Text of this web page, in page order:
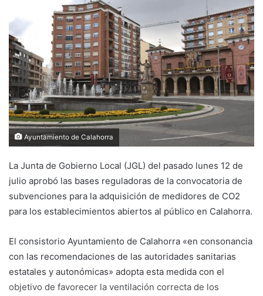
n
d
a
n
e
m
a
i
l
Ayuntamiento de Calahorra
La Junta de Gobierno Local (JGL) del pasado lunes 12 de
julio aprobó las bases reguladoras de la convocatoria de
subvenciones para la adquisición de medidores de CO2
para los establecimientos abiertos al público en Calahorra.
El consistorio Ayuntamiento de Calahorra «en consonancia
con las recomendaciones de las autoridades sanitarias
estatales y autonómicas» adopta esta medida con el
objetivo de favorecer la ventilación correcta de los